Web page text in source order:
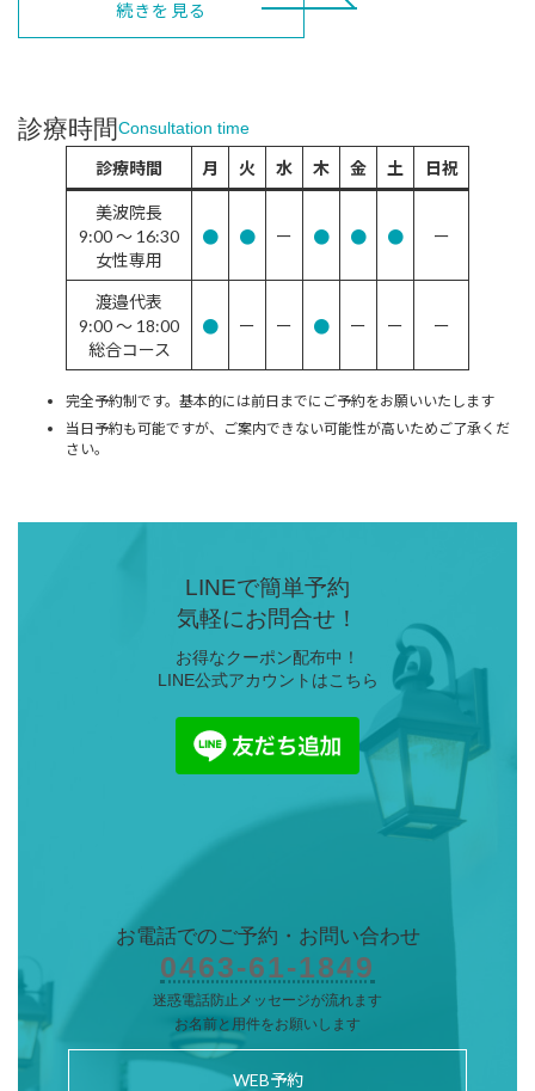
続きを見る
診療時間Consultation time
診療時間 月 火 水 木 金 土 日祝
美波院長
9:00 〜 16:30
女性専用
● ● ー ● ● ● ー
渡邉代表
9:00 〜 18:00
総合コース
● ー ー ● ー ー ー
完全予約制です。基本的には前日までにご予約をお願いいたします
当日予約も可能ですが、ご案内できない可能性が高いためご了承くだ
さい。
LINEで簡単予約
気軽にお問合せ！
お得なクーポン配布中！
LINE公式アカウントはこちら
お電話でのご予約・ お問い合わせ
0463-61-1849
迷惑電話防止メッセージが流れます
お名前と用件をお願いします
WEB予約